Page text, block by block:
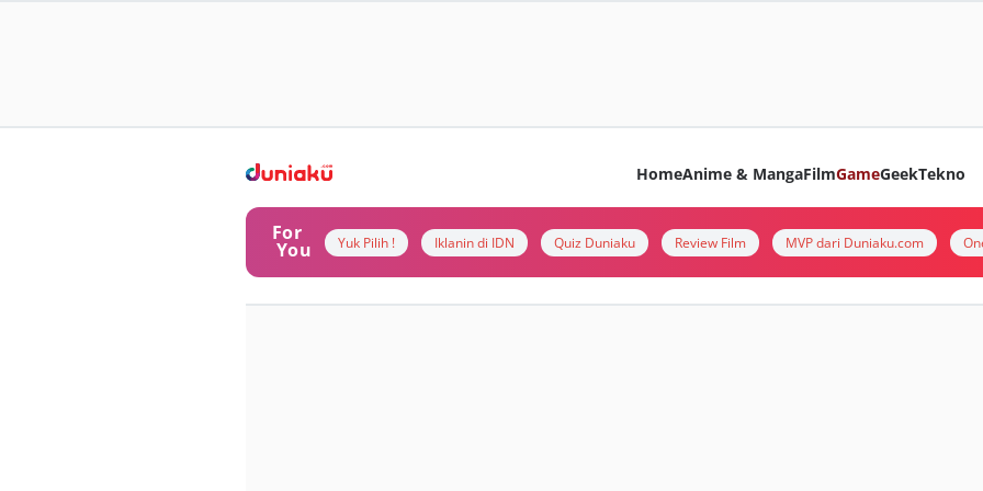
HomeAnime & MangaFilmGameGeekTekno
For
You Yuk Pilih ! Iklanin di IDN Quiz Duniaku Review Film MVP dari Duniaku.com